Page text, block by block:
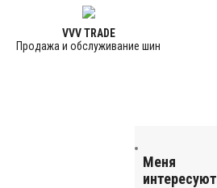
VVV TRADE
Продажа и обслуживание шин
Меня
интересуют